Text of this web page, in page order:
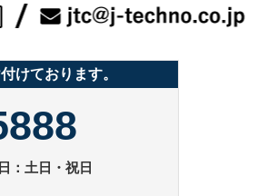
けております。
：土日・祝日